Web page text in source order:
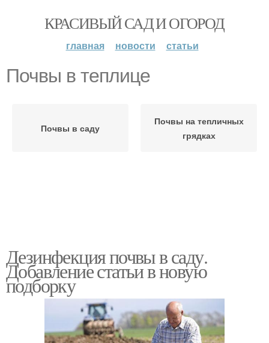
КРАСИВЫЙ САД И ОГОРОД
главная новости статьи
Почвы в теплице
Почвы в саду
Почвы на тепличных
грядках
Дезинфекция почвы в саду.
Добавление статьи в новую
подборку